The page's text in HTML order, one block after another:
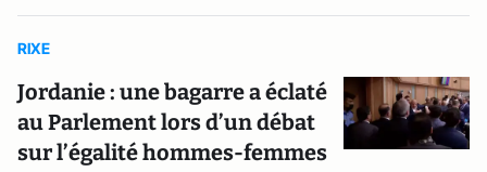
RIXE
Jordanie : une bagarre a éclaté
au Parlement lors d’un débat
sur l’égalité hommes-femmes